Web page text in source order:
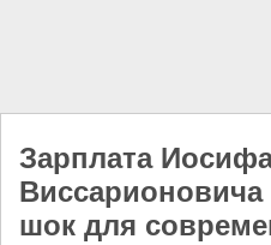
Зарплата
Виссарионовича
шок для